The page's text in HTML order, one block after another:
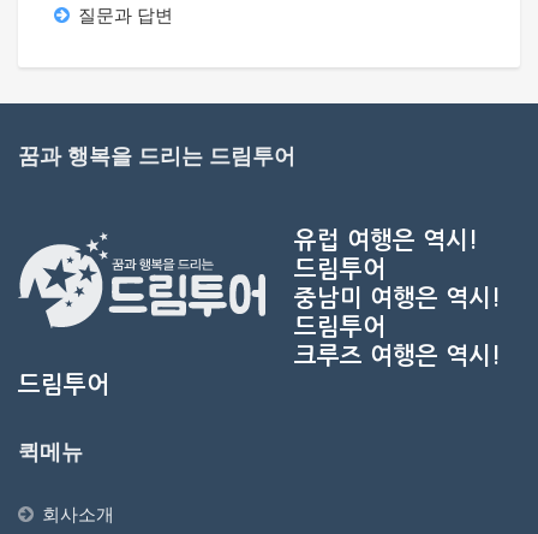
질문과 답변
꿈과 행복을 드리는 드림투어
유럽 여행은 역시!
드림투어
중남미 여행은 역시!
드림투어
크루즈 여행은 역시!
드림투어
퀵메뉴
회사소개